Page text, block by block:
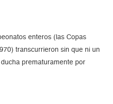
enteros (las Copas
transcurrieron sin que ni un
prematuramente por